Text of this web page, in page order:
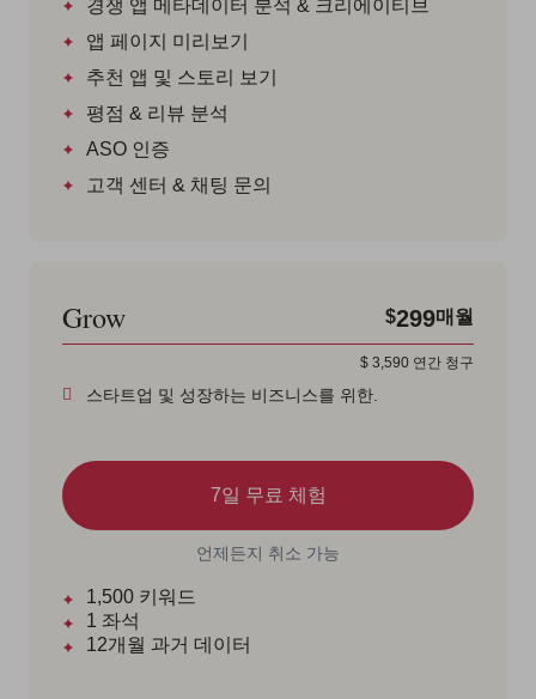
경쟁 앱 메타데이터 분석 & 크리에이티브
앱 페이지 미리보기
추천 앱 및 스토리 보기
평점 & 리뷰 분석
ASO 인증
고객 센터 & 채팅 문의
Grow $299매월
$ 3,590 연간 청구
스타트업 및 성장하는 비즈니스를 위한.
7일 무료 체험
언제든지 취소 가능
1,500 키워드
1 좌석
12개월 과거 데이터